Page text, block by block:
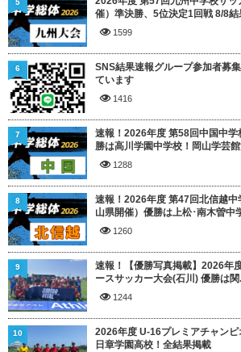
催）準決勝、5位決定1回戦 8/8結
1599
5
SNS結果速報グループ参加者募
ています
1416
6
速報！2026年度 第58回中国中
勝は高川学園中学校！岡山学芸
1288
7
速報！2026年度 第47回北信越中
山県開催）優勝は上松･南木曽中
1260
8
速報！【優勝写真掲載】2026年
ースサッカー大会(石川) 優勝は関
1244
9
2026年度 U-16プレミアチャン
日章学園高校！全結果掲載
10